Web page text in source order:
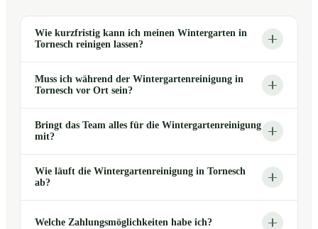
Wie kurzfristig kann ich meinen Wintergarten in
Tornesch reinigen lassen?
Muss ich während der Wintergartenreinigung in
Tornesch vor Ort sein?
Bringt das Team alles für die Wintergartenreinigung
mit?
Wie läuft die Wintergartenreinigung in Tornesch
ab?
Welche Zahlungsmöglichkeiten habe ich?